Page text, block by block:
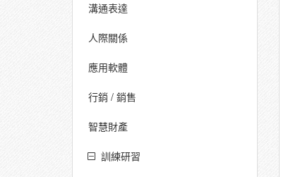
溝通表達
人際關係
應用軟體
行銷 / 銷售
智慧財產
訓練研習